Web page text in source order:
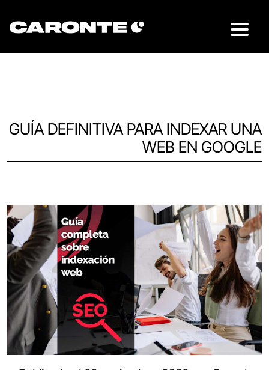
GUÍA DEFINITIVA PARA INDEXAR UNA
WEB EN GOOGLE